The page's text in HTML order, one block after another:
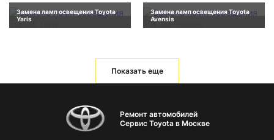
Замена ламп освещения Toyota
Yaris
Замена ламп освещения Toyota
Avensis
Показать еще
Ремонт автомобилей
Сервис Toyota в Москве